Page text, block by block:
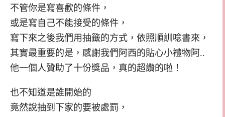
不管你是寫喜歡的條件，
或是寫自己不能接受的條件，
寫下來之後我們用抽籤的方式，依照順訓唸書來，
其實最重要的是，感謝我們阿西的貼心小禮物阿..
他一個人贊助了十份獎品，真的超讚的啦！
也不知道是誰開始的
竟然說抽到下家的要被處罰，